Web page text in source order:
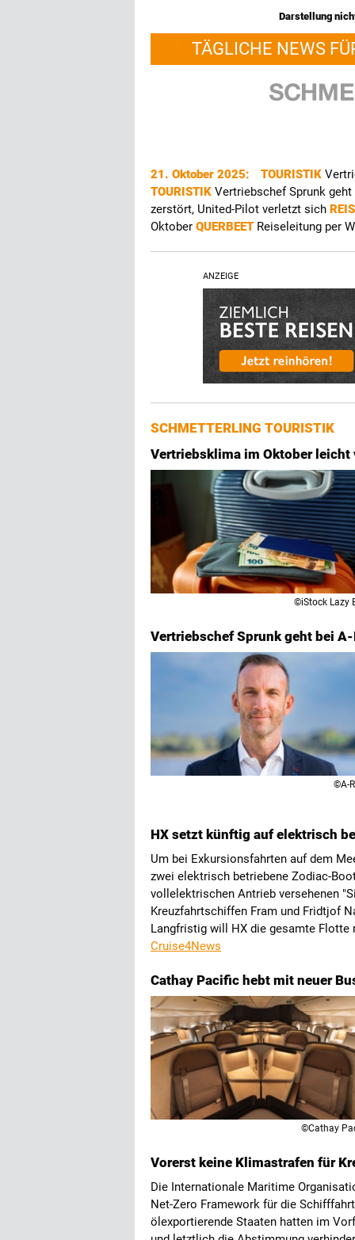
Darstellung
TÄGLICHE NEWS
21. Oktober 2025: TOURISTIK
TOURISTIK Vertriebschef Sprunk
zerstört, United-Pilot verletzt sich
Oktober QUERBEET Reiseleitung per
ANZEIGE
SCHMETTERLING TOURISTIK
Vertriebsklima im Oktober leicht
©iStock Lazy
Vertriebschef Sprunk geht bei
©A-
HX setzt künftig auf elektrisch
Um bei Exkursionsfahrten auf dem
zwei elektrisch betriebene Zodiac-
vollelektrischen Antrieb versehenen
Kreuzfahrtschiffen Fram und Fridtjof
Langfristig will HX die gesamte
Cruise4News
Cathay Pacific hebt mit neuer
©Cathay
Vorerst keine Klimastrafen für
Die Internationale Maritime
Net-Zero Framework für die
ölexportierende Staaten hatten im